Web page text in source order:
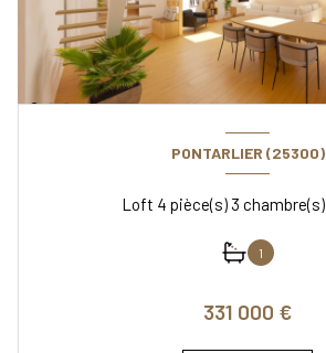
PONTARLIER (25300)
1
331 000 €